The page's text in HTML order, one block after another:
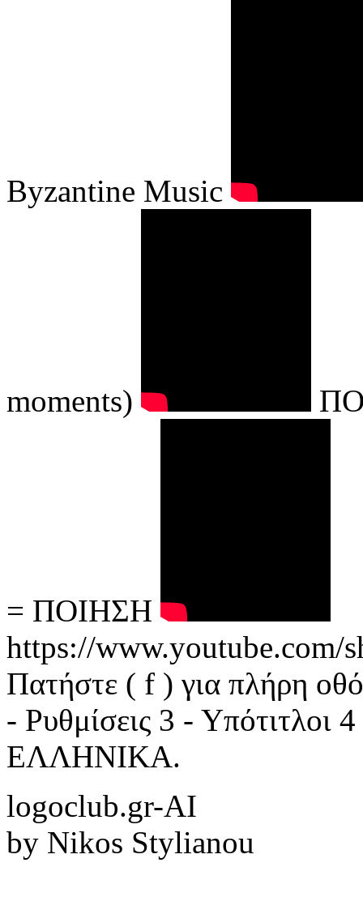
Byzantine Music
moments)
= ΠΟΙΗΣΗ
https://www.youtube.com/
Πατήστε ( f ) για πλήρη
- Ρυθμίσεις 3 - Υπότιτλοι
ΕΛΛΗΝΙΚΑ.
logoclub.gr-AI
by Nikos Stylianou